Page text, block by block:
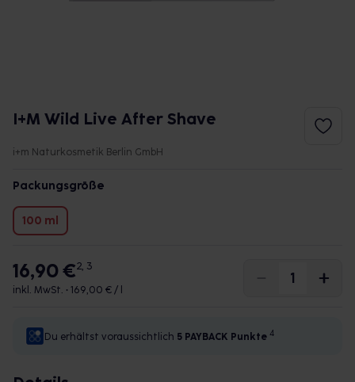
I+M Wild Live After Shave
i+m Naturkosmetik Berlin GmbH
Packungsgröße
100 ml
16,90 €2, 3
inkl. MwSt. • 169,00 € / l
Du erhältst voraussichtlich 5 PAYBACK Punkte 4